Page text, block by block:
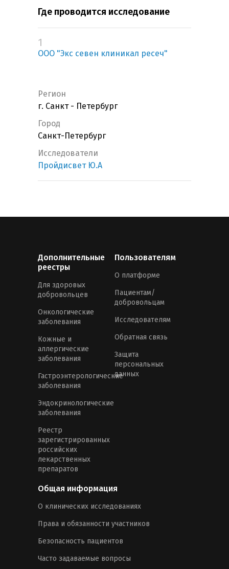
Где проводится исследование
1
ООО "Экс севен клиникал ресеч"
Регион
г. Санкт - Петербург
Город
Санкт-Петербург
Исследователи
Пройдисвет Ю.А
Дополнительные
реестры
Для здоровых
добровольцев
Онкологические
заболевания
Кожные и
аллергические
заболевания
Гастроэнтерологические
заболевания
Эндокринологические
заболевания
Реестр
зарегистрированных
российских
лекарственных
препаратов
Пользователям
О платформе
Пациентам/
добровольцам
Исследователям
Обратная связь
Защита
персональных
данных
Общая информация
О клинических исследованиях
Права и обязанности участников
Безопасность пациентов
Часто задаваемые вопросы